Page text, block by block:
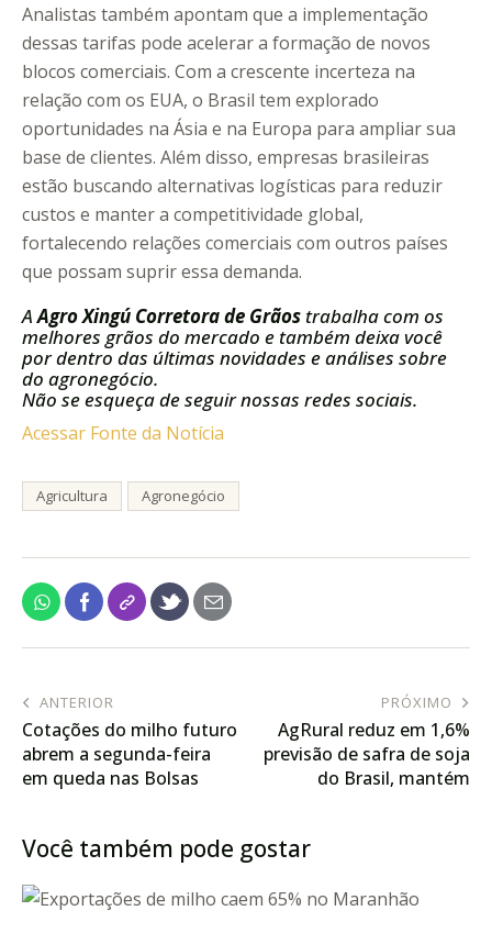
Analistas também apontam que a implementação
dessas tarifas pode acelerar a formação de novos
blocos comerciais. Com a crescente incerteza na
relação com os EUA, o Brasil tem explorado
oportunidades na Ásia e na Europa para ampliar sua
base de clientes. Além disso, empresas brasileiras
estão buscando alternativas logísticas para reduzir
custos e manter a competitividade global,
fortalecendo relações comerciais com outros países
que possam suprir essa demanda.
AAgro Xingú Corretora de Grãos trabalha com os
melhores grãos do mercado e também deixa você
por dentro das últimas novidades e análises sobre
do agronegócio.
Não se esqueça de seguir nossas redes sociais.
Acessar Fonte da Notícia
Agricultura Agronegócio
ANTERIOR
Cotações do milho futuro
abrem a segunda-feira
em queda nas Bolsas
PRÓXIMO
AgRural reduz em 1,6%
previsão de safra de soja
do Brasil, mantém
Você também pode gostar